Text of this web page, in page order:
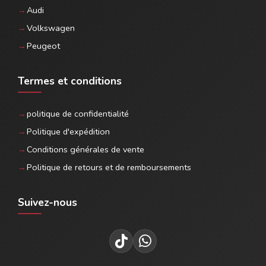
Audi
Volkswagen
Peugeot
Termes et conditions
politique de confidentialité
Politique d'expédition
Conditions générales de vente
Politique de retours et de remboursements
Suivez-nous